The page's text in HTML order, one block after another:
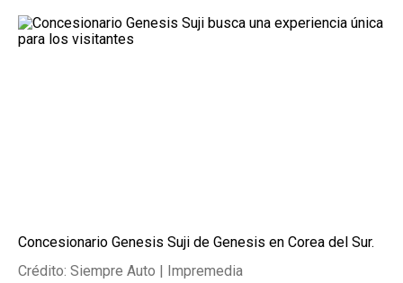
Concesionario Genesis Suji de Genesis en Corea del Sur.
Crédito: Siempre Auto | Impremedia